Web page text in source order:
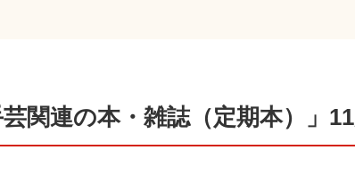
関連の本・雑誌（定期本）」